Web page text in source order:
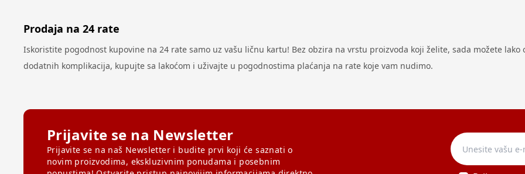
Prodaja na 24 rate
Iskoristite pogodnost kupovine na 24 rate samo uz vašu ličnu kartu! Bez obzira na vrstu proizvoda koji želite, sada možete
dodatnih komplikacija, kupujte sa lakoćom i uživajte u pogodnostima plaćanja na rate koje vam nudimo.
Prijavite se na Newsletter
Prijavite se na naš Newsletter i budite prvi koji će saznati o
novim proizvodima, ekskluzivnim ponudama i posebnim